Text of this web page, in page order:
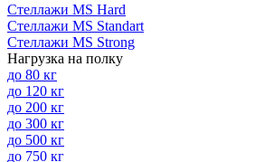
Стеллажи MS Hard
Стеллажи MS Standart
Стеллажи MS Strong
Нагрузка на полку
до 80 кг
до 120 кг
до 200 кг
до 300 кг
до 500 кг
до 750 кг